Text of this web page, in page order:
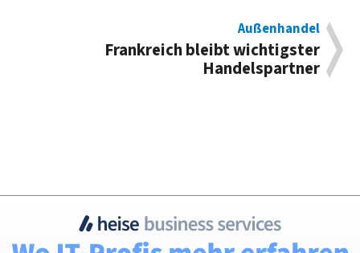
Außenhandel
Frankreich bleibt wichtigster
Handelspartner